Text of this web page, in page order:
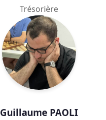
Trésorière
Guillaume PAOLI